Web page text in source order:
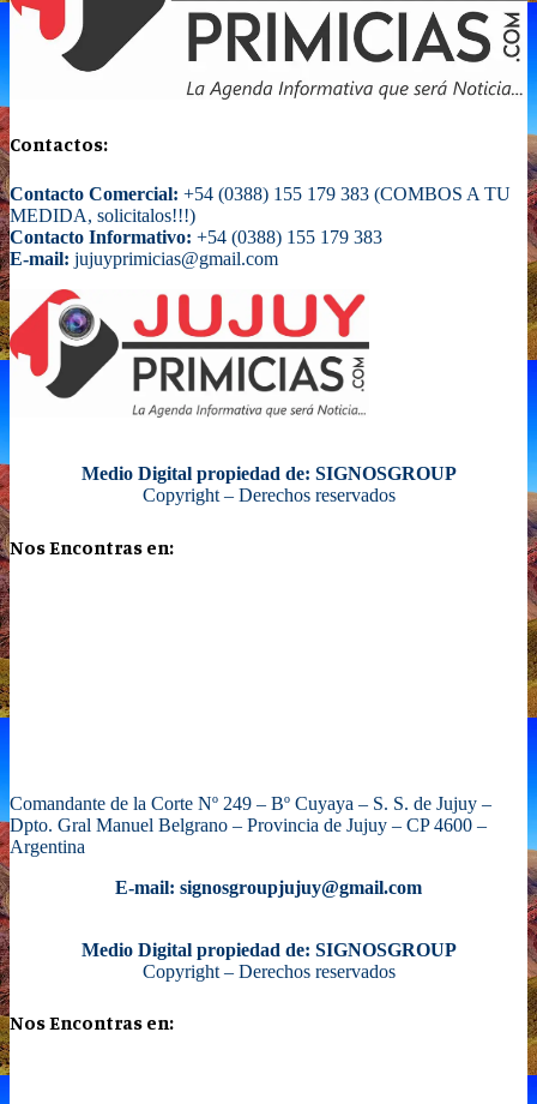
Contactos:
Contacto Comercial: +54 (0388) 155 179 383 (COMBOS A TU
MEDIDA, solicitalos!!!)
Contacto Informativo: +54 (0388) 155 179 383
E-mail: jujuyprimicias@gmail.com
Medio Digital propiedad de: SIGNOSGROUP
Copyright – Derechos reservados
Nos Encontras en:
Comandante de la Corte Nº 249 – Bº Cuyaya – S. S. de Jujuy –
Dpto. Gral Manuel Belgrano – Provincia de Jujuy – CP 4600 –
Argentina
E-mail: signosgroupjujuy@gmail.com
Medio Digital propiedad de: SIGNOSGROUP
Copyright – Derechos reservados
Nos Encontras en: